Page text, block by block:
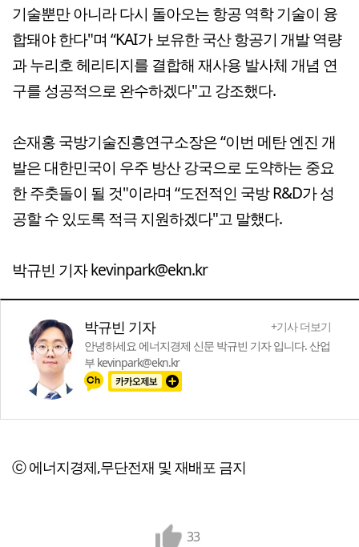
기술뿐만 아니라 다시 돌아오는 항공 역학 기술이 융
합돼야 한다"며 “KAI가 보유한 국산 항공기 개발 역량
과 누리호 헤리티지를 결합해 재사용 발사체 개념 연
구를 성공적으로 완수하겠다"고 강조했다.
손재홍 국방기술진흥연구소장은 “이번 메탄 엔진 개
발은 대한민국이 우주 방산 강국으로 도약하는 중요
한 주춧돌이 될 것"이라며 “도전적인 국방 R&D가 성
공할 수 있도록 적극 지원하겠다"고 말했다.
박규빈 기자 kevinpark@ekn.kr
박규빈 기자
+기사 더보기
안녕하세요 에너지경제 신문 박규빈 기자 입니다. 산업
부 kevinpark@ekn.kr
ⓒ 에너지경제,무단전재 및 재배포 금지
33